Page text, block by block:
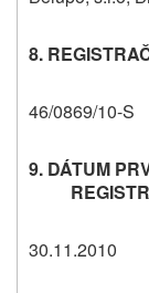
8.
46/0869/10-S
9. DÁTUM
30.11.2010